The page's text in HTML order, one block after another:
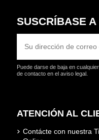
SUSCRÍBASE
Puede darse de baja en
de contacto en el aviso legal.
ATENCIÓN AL
Contácte con nuestra